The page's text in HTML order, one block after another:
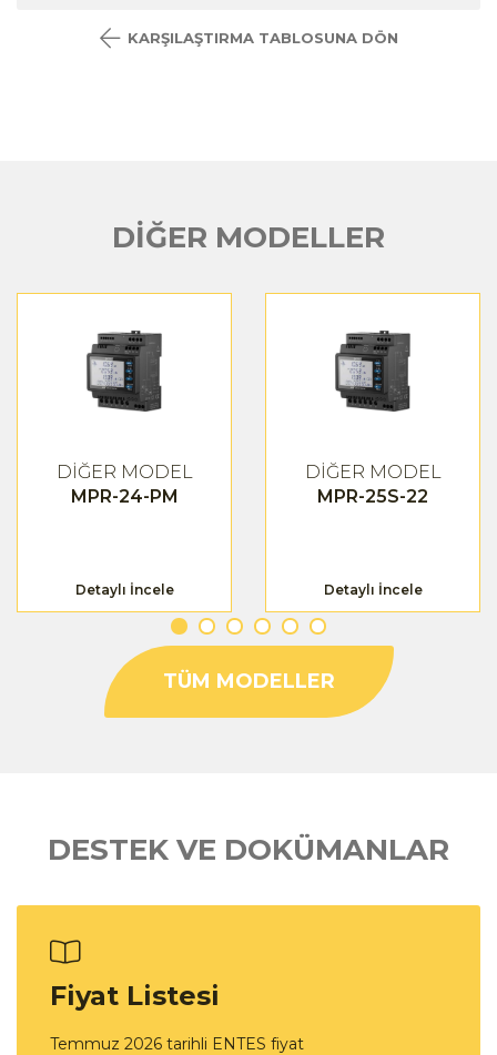
KARŞILAŞTIRMA TABLOSUNA DÖN
DİĞER MODELLER
DİĞER MODEL
MPR-24-PM
Detaylı İncele
DİĞER MODEL
MPR-25S-22
Detaylı İncele
TÜM MODELLER
DESTEK VE DOKÜMANLAR
Fiyat Listesi
Temmuz 2026 tarihli ENTES fiyat